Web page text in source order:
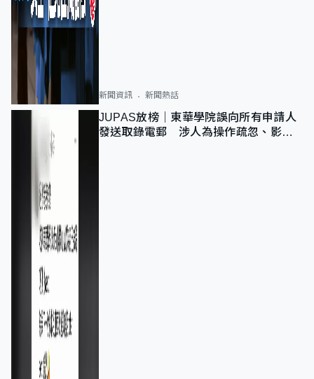
新聞資訊 新聞熱話
JUPAS放榜｜東華學院誤向所有申請人
發送取錄電郵 涉人為操作疏忽、影響